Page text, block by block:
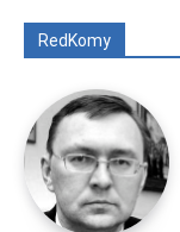
RedKomy